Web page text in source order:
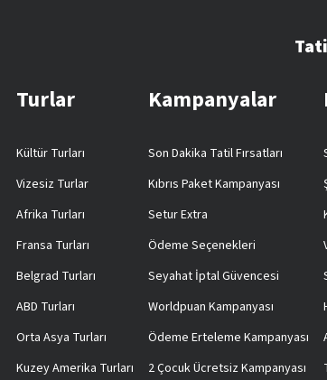
Turlar
Kültür Turları
Vizesiz Turlar
Afrika Turları
Fransa Turları
Belgrad Turları
ABD Turları
Orta Asya Turları
Kuzey Amerika Turları
Kampanyalar
Son Dakika Tatil Fırsatları
Kıbrıs Paket Kampanyası
Setur Extra
Ödeme Seçenekleri
Seyahat İptal Güvencesi
Worldpuan Kampanyası
Ödeme Erteleme Kampanyası
2 Çocuk Ücretsiz Kampanyası